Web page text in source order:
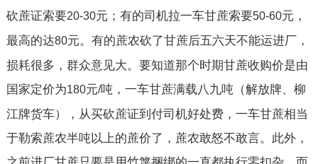
砍蔗证索要20-30元；有的司机拉一车甘蔗索要50-60元，
最高的达80元。有的蔗农砍了甘蔗后五六天不能运进厂，
损耗很多，群众意见大。要知道那个时期甘蔗收购价是由
国家定价为180元/吨，一车甘蔗满载八九吨（解放牌、柳
江牌货车），从买砍蔗证到付司机好处费，一车甘蔗相当
于勒索蔗农半吨以上的蔗价了，蔗农敢怒不敢言。此外，